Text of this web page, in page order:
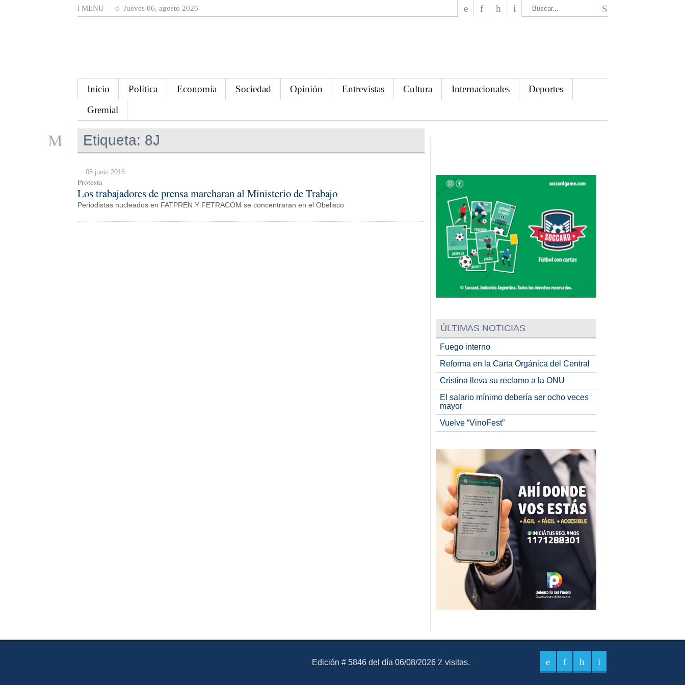
MENU Jueves 06, agosto 2026
Inicio Política Economía Sociedad Opinión Entrevistas Cultura Internacionales
Deportes
Gremial
Etiqueta: 8J
08 junio 2016
Protesta
Los trabajadores de prensa marcharan al Ministerio de Trabajo
Periodistas nucleados en FATPREN Y FETRACOM se concentraran en el Obelisco
ÚLTIMAS NOTICIAS
Fuego interno
Reforma en la Carta Orgánica del Central
Cristina lleva su reclamo a la ONU
El salario mínimo debería ser ocho veces
mayor
Vuelve “VinoFest”
El Mensajero Diario
Edición # 5846 del día 06/08/2026 visitas.